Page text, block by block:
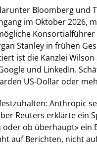
Bloomberg und
im Oktober 2026,
Stanley in frühen
ist die Kanzlei
und LinkedIn.
US-Dollar oder
Anthropic
Reuters erklärte ein
oder ob überhaupt» ein
auf Berichten, nicht